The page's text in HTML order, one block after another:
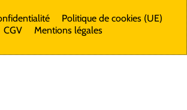
Politique de cookies (UE)
CGV
Mentions légales